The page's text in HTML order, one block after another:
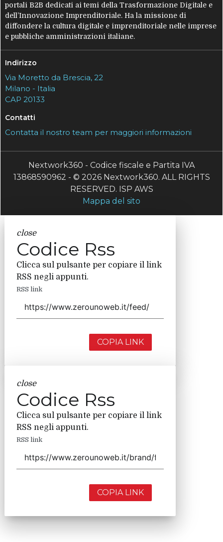
portali B2B dedicati ai temi della Trasformazione Digitale e
dell’Innovazione Imprenditoriale. Ha la missione di
diffondere la cultura digitale e imprenditoriale nelle imprese
e pubbliche amministrazioni italiane.
Indirizzo
Via Moretto da Brescia, 22
Milano - Italia
CAP 20133
Contatti
Contatta il nostro team per maggiori informazioni
Nextwork360 - Codice fiscale e Partita IVA
13868590962 - © 2026 Nextwork360. ALL RIGHTS
RESERVED. ISP AWS
Mappa del sito
close
Codice Rss
Clicca sul pulsante per copiare il link
RSS negli appunti.
RSS link
COPIA LINK
close
Codice Rss
Clicca sul pulsante per copiare il link
RSS negli appunti.
RSS link
COPIA LINK